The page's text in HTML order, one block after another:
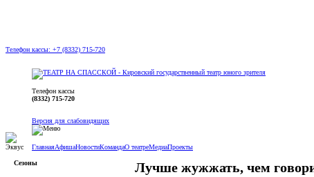
Телефон кассы: +7 (8332) 715-720
Телефон кассы
(8332) 715-720
Версия для слабовидящих
ГлавнаяАфишаНовостиКомандаО театреМедиаПроекты
Сезоны Лучше жужжать, чем